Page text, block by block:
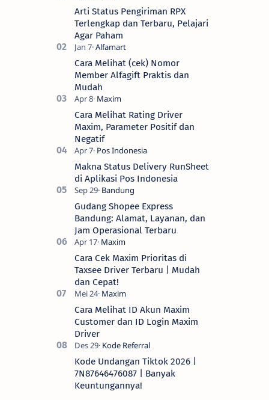
Arti Status Pengiriman RPX
Terlengkap dan Terbaru, Pelajari
Agar Paham
Cara Melihat (cek) Nomor
Member Alfagift Praktis dan
Mudah
Cara Melihat Rating Driver
Maxim, Parameter Positif dan
Negatif
Makna Status Delivery RunSheet
di Aplikasi Pos Indonesia
Gudang Shopee Express
Bandung: Alamat, Layanan, dan
Jam Operasional Terbaru
Cara Cek Maxim Prioritas di
Taxsee Driver Terbaru | Mudah
dan Cepat!
Cara Melihat ID Akun Maxim
Customer dan ID Login Maxim
Driver
Kode Undangan Tiktok 2026 |
7N87646476087 | Banyak
Keuntungannya!